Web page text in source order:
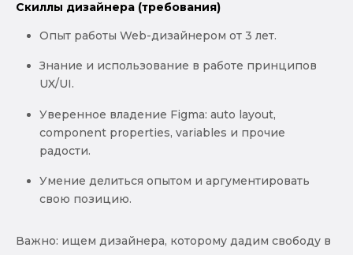
Скиллы дизайнера (требования)
Опыт работы Web-дизайнером от 3 лет.
Знание и использование в работе принципов
UX/UI.
Уверенное владение Figma: auto layout,
component properties, variables и прочие
радости.
Умение делиться опытом и аргументировать
свою позицию.
Важно: ищем дизайнера, которому дадим свободу в